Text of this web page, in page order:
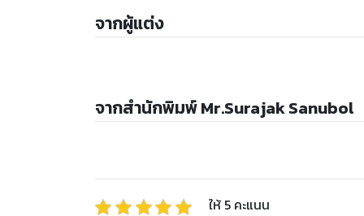
จากผู้แต่ง
จากสำนักพิมพ์ Mr.Surajak Sanubol
ให้ 5 คะแนน